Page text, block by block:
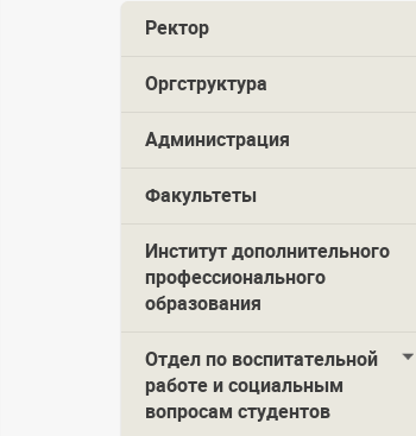
Ректор
Оргструктура
Администрация
Факультеты
Институт дополнительного
профессионального
образования
Отдел по воспитательной
работе и социальным
вопросам студентов